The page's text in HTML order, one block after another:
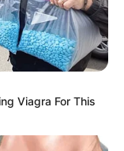
Viagra For This